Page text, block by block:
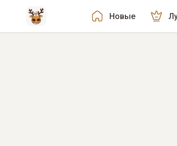
Новые